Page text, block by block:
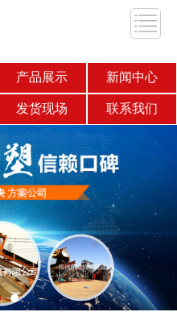
产品展示 新闻中心
发货现场 联系我们